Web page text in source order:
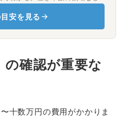
安を見る
の確認が重要な
十数万円の費用がかかりま